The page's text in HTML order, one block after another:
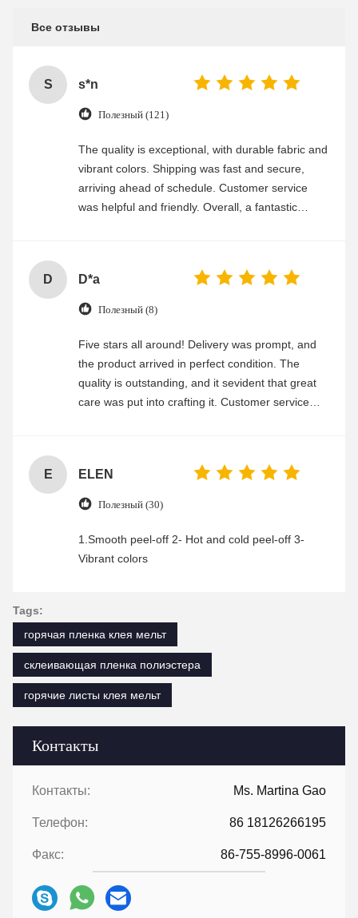
Контакты
Контакты: Ms. Martina Gao
Телефон: 86 18126266195
Факс: 86-755-8996-0061
Все отзывы
S s*n
Полезный (121)
The quality is exceptional, with durable fabric and
vibrant colors. Shipping was fast and secure,
arriving ahead of schedule. Customer service
was helpful and friendly. Overall, a fantastic
D D*a
Полезный (8)
Five stars all around! Delivery was prompt, and
the product arrived in perfect condition. The
quality is outstanding, and it sevident that great
care was put into crafting it. Customer service
E ELEN
Полезный (30)
1.Smooth peel-off 2- Hot and cold peel-off 3-
Vibrant colors
Tags:
горячая пленка клея мельт
склеивающая пленка полиэстера
горячие листы клея мельт